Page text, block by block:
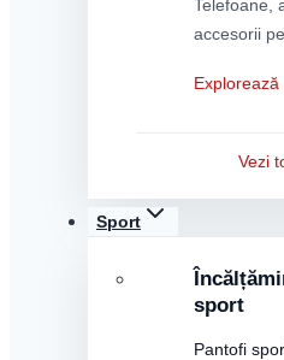
Telefoane,
accesorii
Vezi
Sport
sport
Pantofi